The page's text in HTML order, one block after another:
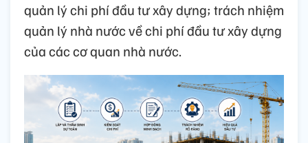
quản lý chi phí đầu tư xây dựng; trách nhiệm
quản lý nhà nước về chi phí đầu tư xây dựng
của các cơ quan nhà nước.